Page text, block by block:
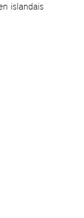
islandais